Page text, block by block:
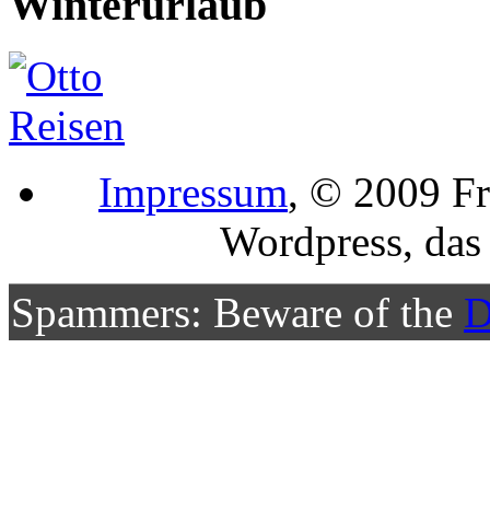
Impressum, © 2009
Wordpress,
Spammers: Beware of the